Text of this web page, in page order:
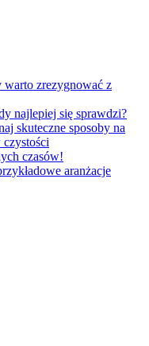
zrezygnować z
najlepiej się sprawdzi?
skuteczne sposoby na
czasów!
aranżacje